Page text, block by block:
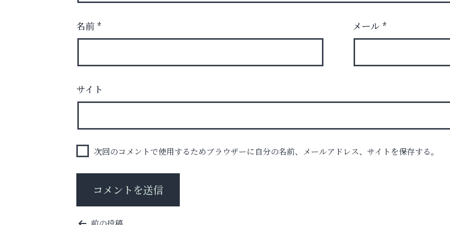
あなたらしく奏でる、音楽の時間
いわみ眼科
名前 * メール *
サイト
次回のコメントで使用するためブラウザーに自分の名前、メールアドレス、サイトを保存する。